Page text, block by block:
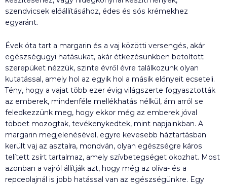
szendvicsek előállításához, édes és sós krémekhez
egyaránt.
Évek óta tart a margarin és a vaj közötti versengés, akár
egészségügyi hatásukat, akár étkezésünkben betöltött
szerepüket nézzük, szinte évről évre találkozunk olyan
kutatással, amely hol az egyik hol a másik előnyeit ecseteli.
Tény, hogy a vajat több ezer évig világszerte fogyasztották
az emberek, mindenféle mellékhatás nélkül, ám arról se
feledkezzünk meg, hogy ekkor még az emberek jóval
többet mozogtak, tevékenykedtek, mint napjainkban. A
margarin megjelenésével, egyre kevesebb háztartásban
került vaj az asztalra, mondván, olyan egészségre káros
telített zsírt tartalmaz, amely szívbetegséget okozhat. Most
azonban a vajról állítják azt, hogy még az olíva- és a
repceolajnál is jobb hatással van az egészségünkre. Egy